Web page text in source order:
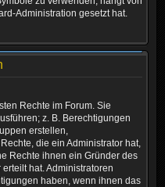
Administration gesetzt hat.
Rechte im Forum. Sie
z. B. Berechtigungen
erstellen,
die ein Administrator hat,
Rechte ihnen ein Gründer des
hat. Administratoren
haben, wenn ihnen das